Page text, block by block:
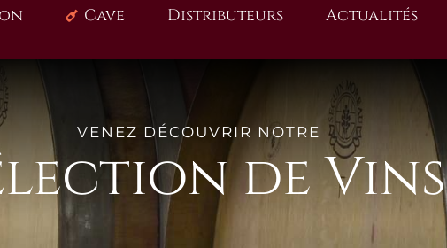
Cave Distributeurs Actualités
VENEZ DÉCOUVRIR NOTRE
de Vins